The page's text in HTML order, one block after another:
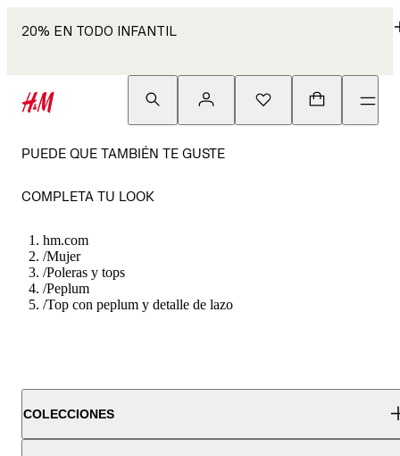
20% EN TODO INFANTIL
PUEDE QUE TAMBIÉN TE GUSTE
COMPLETA TU LOOK
hm.com
/Mujer
/Poleras y tops
/Peplum
/Top con peplum y detalle de lazo
COLECCIONES